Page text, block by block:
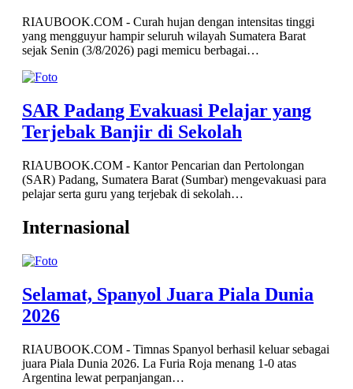
RIAUBOOK.COM - Curah hujan dengan intensitas tinggi
yang mengguyur hampir seluruh wilayah Sumatera Barat
sejak Senin (3/8/2026) pagi memicu berbagai…
SAR Padang Evakuasi Pelajar yang
Terjebak Banjir di Sekolah
RIAUBOOK.COM - Kantor Pencarian dan Pertolongan
(SAR) Padang, Sumatera Barat (Sumbar) mengevakuasi para
pelajar serta guru yang terjebak di sekolah…
Internasional
Selamat, Spanyol Juara Piala Dunia
2026
RIAUBOOK.COM - Timnas Spanyol berhasil keluar sebagai
juara Piala Dunia 2026. La Furia Roja menang 1-0 atas
Argentina lewat perpanjangan…